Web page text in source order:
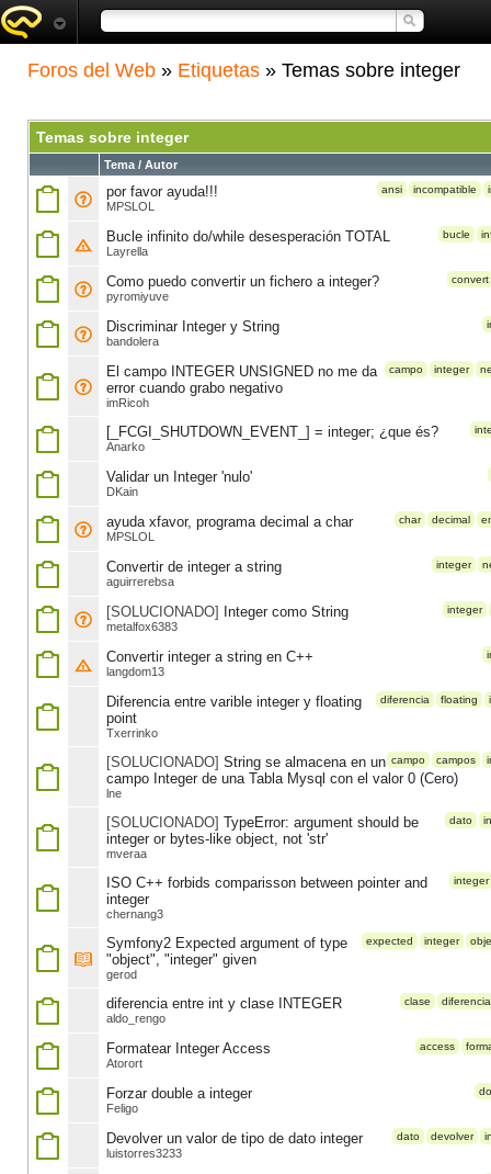
Foros del Web » Etiquetas » Temas sobre integer
Temas sobre integer
Tema / Autor
ansi incompatible
por favor ayuda!!!
MPSLOL
bucle
Bucle infinito do/while desesperación TOTAL
Layrella
convert
Como puedo convertir un fichero a integer?
pyromiyuve
Discriminar Integer y String
bandolera
campo integer
El campo INTEGER UNSIGNED no me da
error cuando grabo negativo
imRicoh
[_FCGI_SHUTDOWN_EVENT_] = integer; ¿que és?
Anarko
Validar un Integer 'nulo'
DKain
char decimal
ayuda xfavor, programa decimal a char
MPSLOL
integer
Convertir de integer a string
aguirrerebsa
integer
[SOLUCIONADO] Integer como String
metalfox6383
Convertir integer a string en C++
langdom13
diferencia floating
Diferencia entre varible integer y floating
point
Txerrinko
campo campos
[SOLUCIONADO] String se almacena en un
campo Integer de una Tabla Mysql con el valor 0 (Cero)
lne
dato
[SOLUCIONADO] TypeError: argument should be
integer or bytes-like object, not 'str'
mveraa
integer
ISO C++ forbids comparisson between pointer and
integer
chernang3
expected integer
Symfony2 Expected argument of type
"object", "integer" given
gerod
clase diferencia
diferencia entre int y clase INTEGER
aldo_rengo
access
Formatear Integer Access
Atorort
Forzar double a integer
Feligo
dato devolver
Devolver un valor de tipo de dato integer
luistorres3233